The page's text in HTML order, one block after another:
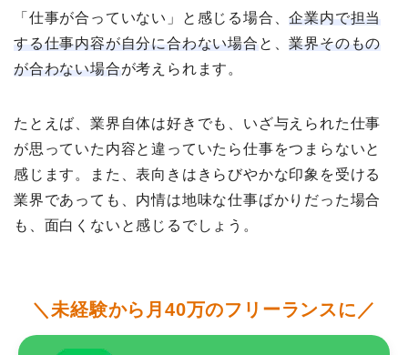
「仕事が合っていない」と感じる場合、企業内で担当
する仕事内容が自分に合わない場合 と、業界そのもの
が合わない場合が考えられます。
たとえば、業界自体は好きでも、いざ与えられた仕事
が思っていた内容と違っていたら仕事をつまらないと
感じます。また、表向きはきらびやかな印象を受ける
業界であっても、内情は地味な仕事ばかりだった場合
も、面白くないと感じるでしょう。
＼未経験から月40万のフリーランスに／